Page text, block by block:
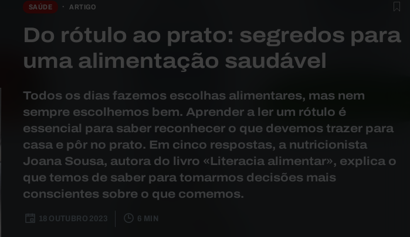
SAÚDE ARTIGO
Do rótulo ao prato: segredos para
uma alimentação saudável
Todos os dias fazemos escolhas alimentares, mas nem
sempre escolhemos bem. Aprender a ler um rótulo é
essencial para saber reconhecer o que devemos trazer para
casa e pôr no prato. Em cinco respostas, a nutricionista
Joana Sousa, autora do livro «Literacia alimentar», explica o
que temos de saber para tomarmos decisões mais
conscientes sobre o que comemos.
18 OUTUBRO 2023 6 MIN